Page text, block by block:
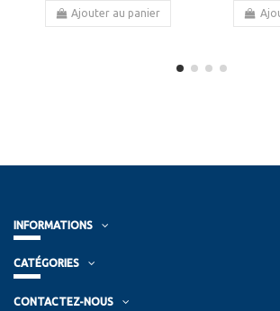
Ajouter au panier
INFORMATIONS
CATÉGORIES
CONTACTEZ-NOUS